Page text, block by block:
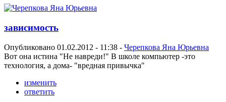
зависимость
Опубликовано 01.02.2012 - 11:38 - Черепкова Яна Юрьевна
Вот она истина "Не навреди!" В школе компьютер -это
технология, а дома- "вредная привычка"
изменить
ответить